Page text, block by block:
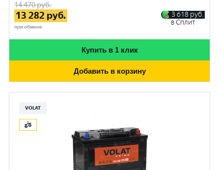
14 470руб.
13 282 руб.
при обмене
3 618 руб.
в Сплит
Купить в 1 клик
Добавить в корзину
VOLAT